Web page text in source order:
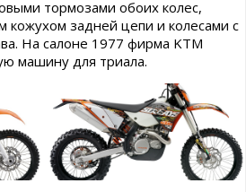
тормозами обоих колес,
кожухом задней цепи и колесами с
На салоне 1977 фирма KTM
машину для триала.